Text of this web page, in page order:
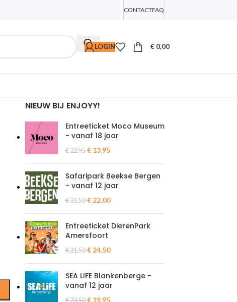
CONTACTFAQ
LOGIN € 0,00
NIEUW BIJ ENJOYY!
Entreeticket Moco Museum
- vanaf 18 jaar
€22,95 €13,95
Safaripark Beekse Bergen
- vanaf 12 jaar
€31,50 €22,00
Entreeticket DierenPark
Amersfoort
€31,50 €24,50
SEA LIFE Blankenberge -
vanaf 12 jaar
€23,50 €19,95